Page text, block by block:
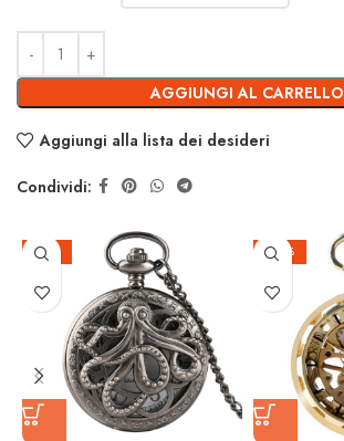
AGGIUNGI AL CARRELLO
Aggiungi alla lista dei desideri
Condividi:
-14% -33%